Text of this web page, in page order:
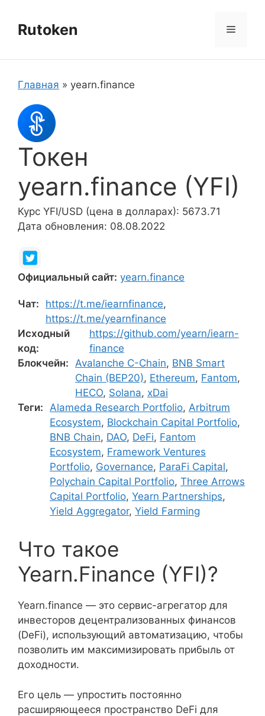
содержимому
Rutoken Меню
Главная » yearn.finance
Токен
yearn.finance (YFI)
Курс YFI/USD (цена в долларах): 5673.71
Дата обновления: 08.08.2022
Официальный сайт: yearn.finance
Чат: https://t.me/iearnfinance,
https://t.me/yearnfinance
Исходный
код:
https://github.com/yearn/iearn-
finance
Блокчейн: Avalanche C-Chain, BNB Smart
Chain (BEP20), Ethereum, Fantom,
HECO, Solana, xDai
Теги: Alameda Research Portfolio, Arbitrum
Ecosystem, Blockchain Capital Portfolio,
BNB Chain, DAO, DeFi, Fantom
Ecosystem, Framework Ventures
Portfolio, Governance, ParaFi Capital,
Polychain Capital Portfolio, Three Arrows
Capital Portfolio, Yearn Partnerships,
Yield Aggregator, Yield Farming
Что такое
Yearn.Finance (YFI)?
Yearn.finance — это сервис-агрегатор для
инвесторов децентрализованных финансов
(DeFi), использующий автоматизацию, чтобы
позволить им максимизировать прибыль от
доходности.
Его цель — упростить постоянно
расширяющееся пространство DeFi для